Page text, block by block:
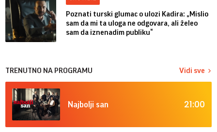
Poznati turski glumac o ulozi Kadira: „Mislio
sam da mi ta uloga ne odgovara, ali želeo
sam da iznenadim publiku“
TRENUTNO NA PROGRAMU Vidi sve
Najbolji san 21:00